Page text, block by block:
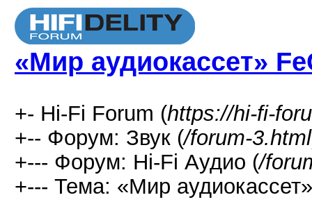
«Мир аудиокассет»
+- Hi-Fi Forum (https://hi-fi-
+-- Форум: Звук (/forum-3.html
+--- Форум: Hi-Fi Аудио (/
+--- Тема: «Мир